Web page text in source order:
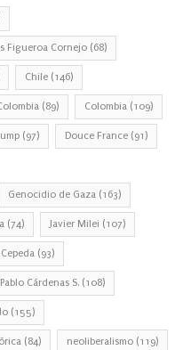
Figueroa Cornejo (68)
Chile (146)
(89) Colombia (109)
(97) Douce France (91)
Genocidio de Gaza (163)
(74) Javier Milei (107)
(93)
Cárdenas S. (108)
(155)
(84) neoliberalismo (119)